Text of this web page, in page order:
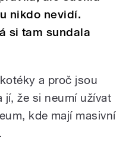
nikdo nevidí.
si tam sundala
a proč jsou
jí, že si neumí užívat
kde mají masivní